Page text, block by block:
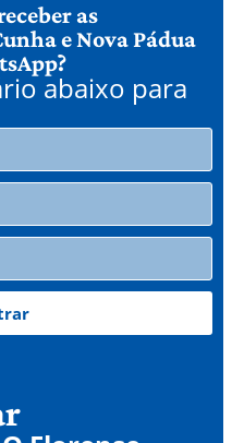
as
e Nova Pádua
abaixo para